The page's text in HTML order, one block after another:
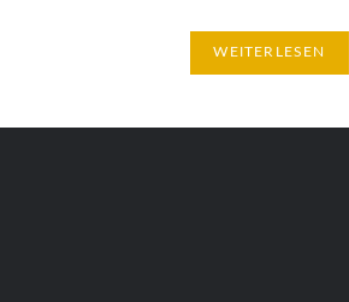
WEITERLESEN